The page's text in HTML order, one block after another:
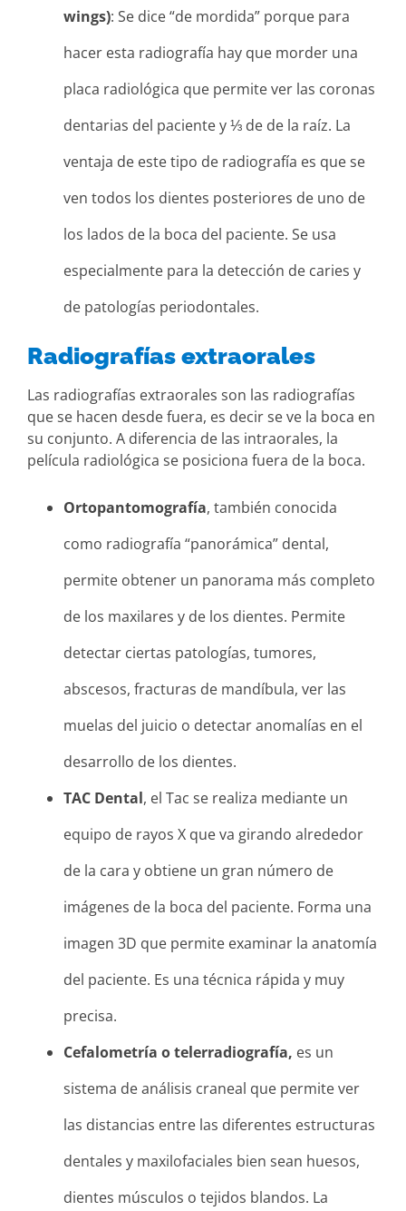
wings): Se dice “de mordida” porque para
hacer esta radiografía hay que morder una
placa radiológica que permite ver las coronas
dentarias del paciente y ⅓ de de la raíz. La
ventaja de este tipo de radiografía es que se
ven todos los dientes posteriores de uno de
los lados de la boca del paciente. Se usa
especialmente para la detección de caries y
de patologías periodontales.
Radiografías extraorales
Las radiografías extraorales son las radiografías
que se hacen desde fuera, es decir se ve la boca en
su conjunto. A diferencia de las intraorales, la
película radiológica se posiciona fuera de la boca.
Ortopantomografía, también conocida
como radiografía “panorámica” dental,
permite obtener un panorama más completo
de los maxilares y de los dientes. Permite
detectar ciertas patologías, tumores,
abscesos, fracturas de mandíbula, ver las
muelas del juicio o detectar anomalías en el
desarrollo de los dientes.
TAC Dental, el Tac se realiza mediante un
equipo de rayos X que va girando alrededor
de la cara y obtiene un gran número de
imágenes de la boca del paciente. Forma una
imagen 3D que permite examinar la anatomía
del paciente. Es una técnica rápida y muy
precisa.
Cefalometría o telerradiografía, es un
sistema de análisis craneal que permite ver
las distancias entre las diferentes estructuras
dentales y maxilofaciales bien sean huesos,
dientes músculos o tejidos blandos. La